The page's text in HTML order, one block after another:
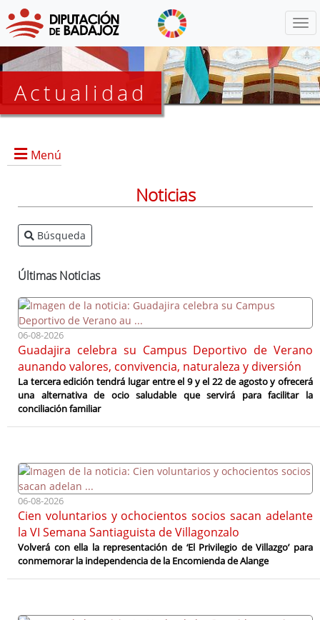
Actualidad
Menú
Lista
distribución
Noticias
Búsqueda
Últimas Noticias
06-08-2026
Guadajira celebra su Campus Deportivo de Verano
aunando valores, convivencia, naturaleza y diversión
La tercera edición tendrá lugar entre el 9 y el 22 de agosto y ofrecerá
una alternativa de ocio saludable que servirá para facilitar la
conciliación familiar
06-08-2026
Cien voluntarios y ochocientos socios sacan adelante
la VI Semana Santiaguista de Villagonzalo
Volverá con ella la representación de ‘El Privilegio de Villazgo’ para
conmemorar la independencia de la Encomienda de Alange